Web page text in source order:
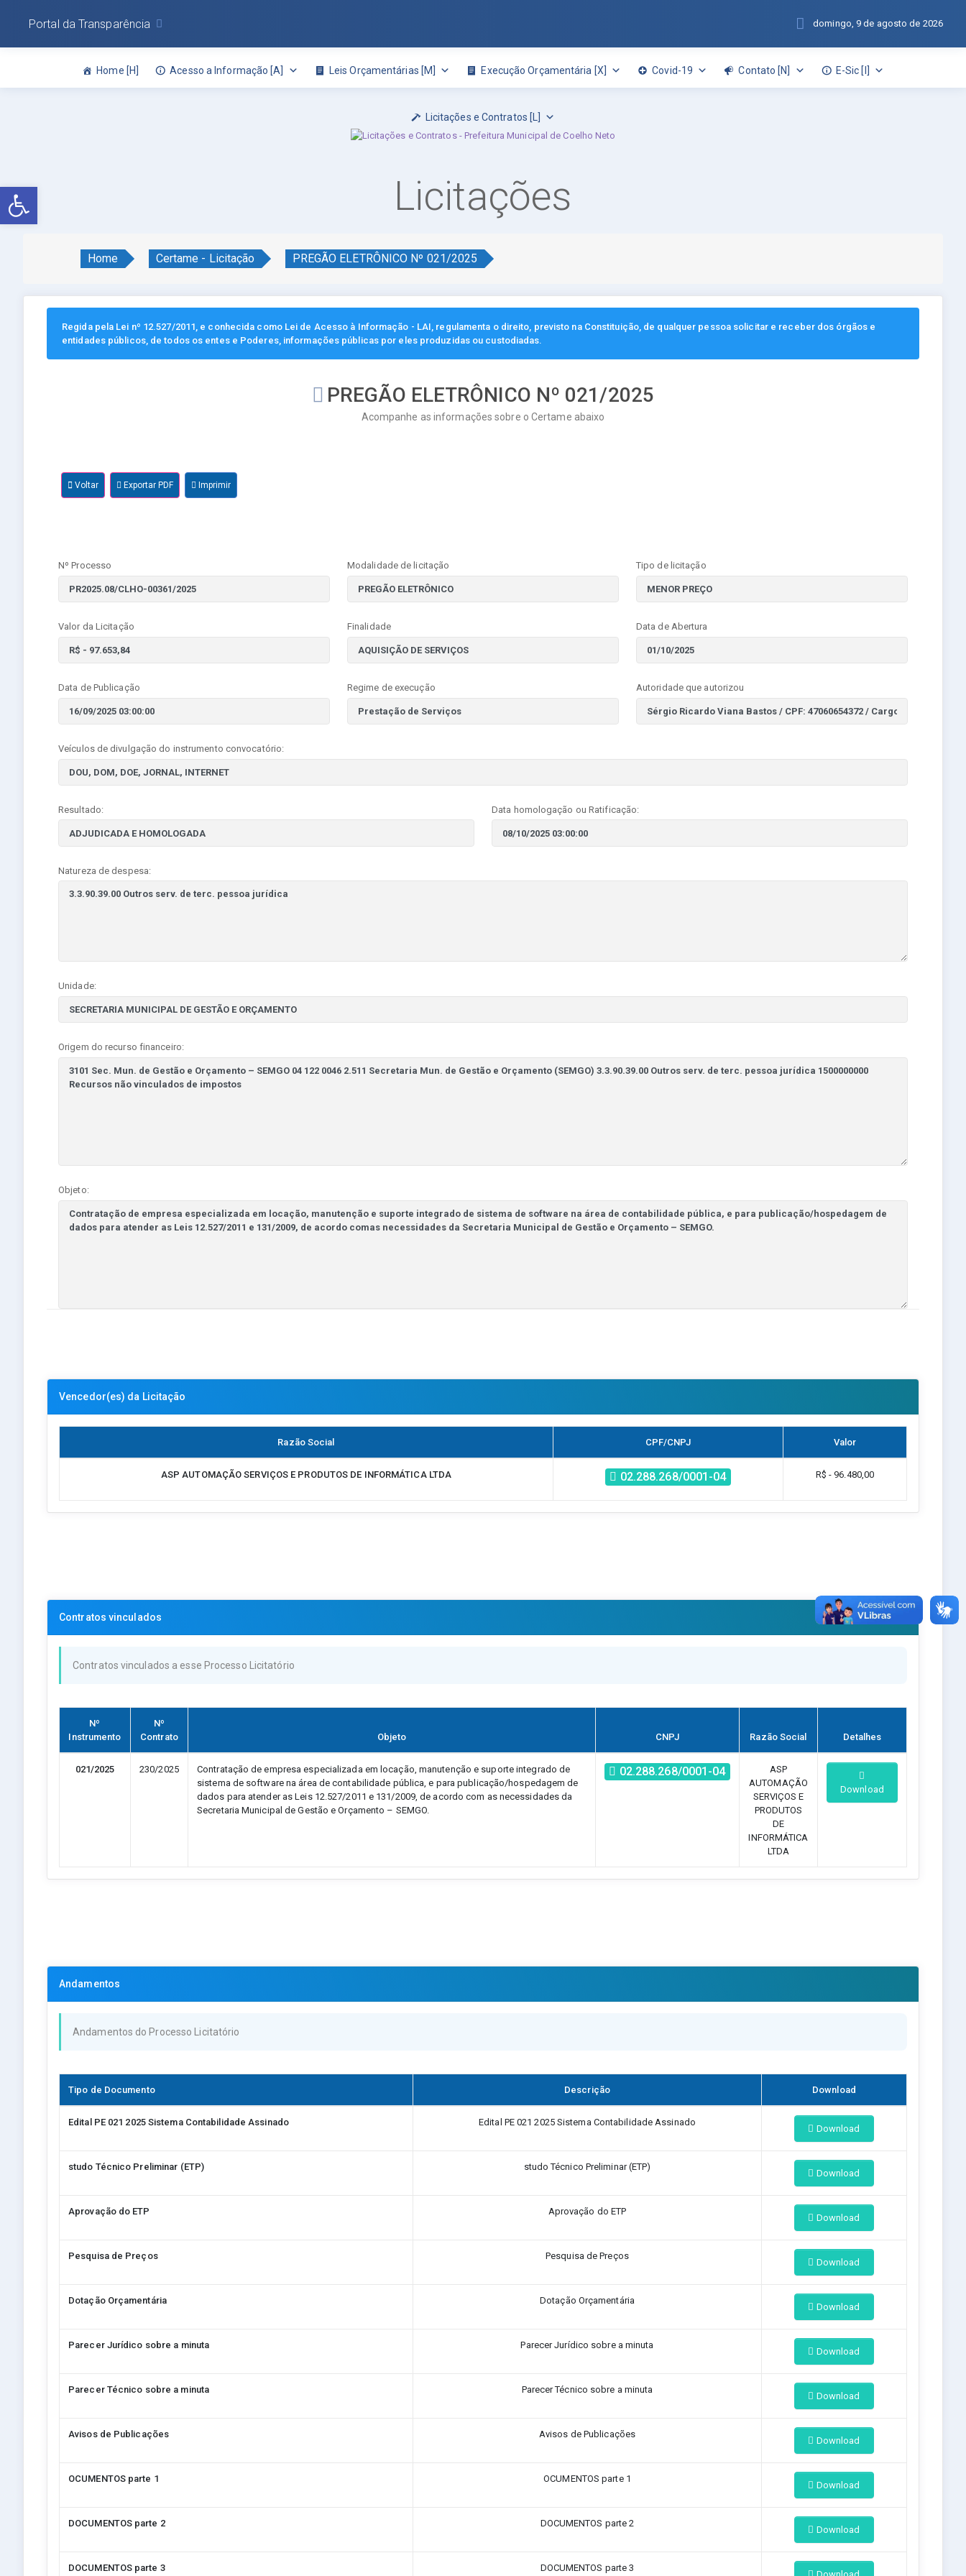
Abrir a barra de ferramentas
Home [H] Acesso a Informação [A] Leis Orçamentárias [M] Execução Orçamentária [X] Covid-19 Contato [N] E-Sic [I]
Licitações e Contratos [L]
Portal da Transparência domingo, 9 de agosto de 2026
Licitações
Home Certame - Licitação PREGÃO ELETRÔNICO Nº 021/2025
Regida pela Lei nº 12.527/2011, e conhecida como Lei de Acesso à Informação - LAI, regulamenta o direito, previsto na Constituição, de qualquer pessoa solicitar e receber dos órgãos e
entidades públicos, de todos os entes e Poderes, informações públicas por eles produzidas ou custodiadas.
PREGÃO ELETRÔNICO Nº 021/2025
Acompanhe as informações sobre o Certame abaixo
Voltar Exportar PDF Imprimir
Nº Processo Modalidade de licitação Tipo de licitação
Valor da Licitação Finalidade Data de Abertura
Data de Publicação Regime de execução Autoridade que autorizou
Veículos de divulgação do instrumento convocatório:
Resultado: Data homologação ou Ratificação:
Natureza de despesa:
Unidade:
Origem do recurso financeiro:
Objeto:
Vencedor(es) da Licitação
Razão Social CPF/CNPJ Valor
ASP AUTOMAÇÃO SERVIÇOS E PRODUTOS DE INFORMÁTICA LTDA 02.288.268/0001-04 R$ - 96.480,00
Contratos vinculados
Contratos vinculados a esse Processo Licitatório
Nº
Instrumento
Nº
Contrato
Objeto CNPJ Razão Social Detalhes
021/2025 230/2025
Contratação de empresa especializada em locação, manutenção e suporte integrado de
sistema de software na área de contabilidade pública, e para publicação/hospedagem de
dados para atender as Leis 12.527/2011 e 131/2009, de acordo com as necessidades da
Secretaria Municipal de Gestão e Orçamento – SEMGO.
02.288.268/0001-04
ASP
AUTOMAÇÃO
SERVIÇOS E
PRODUTOS
DE
INFORMÁTICA
LTDA
Download
Andamentos
Andamentos do Processo Licitatório
Tipo de Documento Descrição Download
Edital PE 021 2025 Sistema Contabilidade Assinado Edital PE 021 2025 Sistema Contabilidade Assinado
Download
studo Técnico Preliminar (ETP) studo Técnico Preliminar (ETP)
Download
Aprovação do ETP Aprovação do ETP
Download
Pesquisa de Preços Pesquisa de Preços
Download
Dotação Orçamentária Dotação Orçamentária
Download
Parecer Jurídico sobre a minuta Parecer Jurídico sobre a minuta
Download
Parecer Técnico sobre a minuta Parecer Técnico sobre a minuta
Download
Avisos de Publicações Avisos de Publicações
Download
OCUMENTOS parte 1 OCUMENTOS parte 1
Download
DOCUMENTOS parte 2 DOCUMENTOS parte 2
Download
DOCUMENTOS parte 3 DOCUMENTOS parte 3